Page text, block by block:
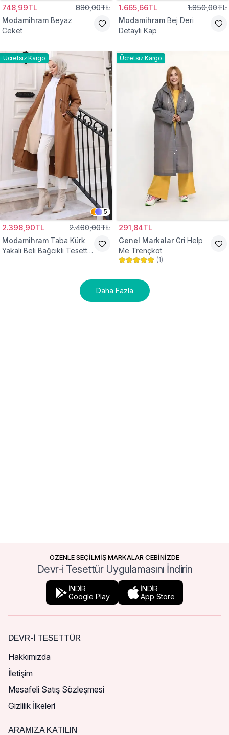
748,99TL 880,00TL
Modamihram Beyaz
Ceket
1.665,66TL 1.850,00TL
Modamihram Bej Deri
Detaylı Kap
Ücretsiz Kargo
5
2.398,90TL 2.480,00TL
Modamihram Taba Kürk
Yakalı Beli Bağcıklı Tesettür
Ücretsiz Kargo
291,84TL
Genel Markalar Gri Help
Me Trençkot
(1)
Daha Fazla
ÖZENLE SEÇİLMİŞ MARKALAR CEBİNİZDE
Devr-i Tesettür Uygulamasını İndirin
İNDİR
Google Play
İNDİR
App Store
DEVR-I TESETTÜR
Hakkımızda
İletişim
Mesafeli Satış Sözleşmesi
Gizlilik İlkeleri
ARAMIZA KATILIN